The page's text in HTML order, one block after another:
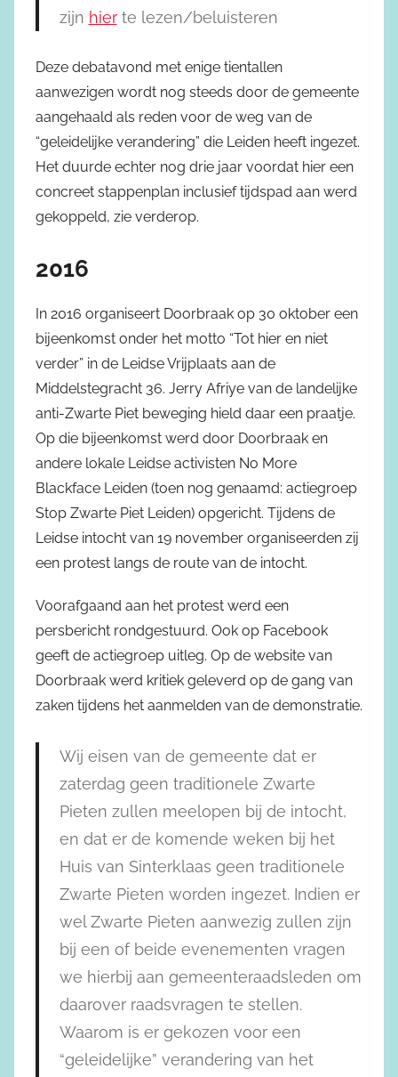
zijn hierte lezen/beluisteren
Deze debatavond met enige tientallen
aanwezigen wordt nog steeds door de gemeente
aangehaald als reden voor de weg van de
“geleidelijke verandering” die Leiden heeft ingezet.
Het duurde echter nog drie jaar voordat hier een
concreet stappenplan inclusief tijdspad aan werd
gekoppeld, zie verderop.
2016
In 2016 organiseert Doorbraak op 30 oktober een
bijeenkomst onder het motto “Tot hier en niet
verder” in de Leidse Vrijplaats aan de
Middelstegracht 36. Jerry Afriye van de landelijke
anti-Zwarte Piet beweging hield daar een praatje.
Op die bijeenkomst werd door Doorbraak en
andere lokale Leidse activisten No More
Blackface Leiden (toen nog genaamd: actiegroep
Stop Zwarte Piet Leiden) opgericht. Tijdens de
Leidse intocht van 19 november organiseerden zij
een protest langs de route van de intocht.
Voorafgaand aan het protest werd een
persbericht rondgestuurd. Ook op Facebook
geeft de actiegroep uitleg. Op de website van
Doorbraak werd kritiek geleverd op de gang van
zaken tijdens het aanmelden van de demonstratie.
Wij eisen van de gemeente dat er
zaterdag geen traditionele Zwarte
Pieten zullen meelopen bij de intocht,
en dat er de komende weken bij het
Huis van Sinterklaas geen traditionele
Zwarte Pieten worden ingezet. Indien er
wel Zwarte Pieten aanwezig zullen zijn
bij een of beide evenementen vragen
we hierbij aan gemeenteraadsleden om
daarover raadsvragen te stellen.
Waarom is er gekozen voor een
“geleidelijke” verandering van het